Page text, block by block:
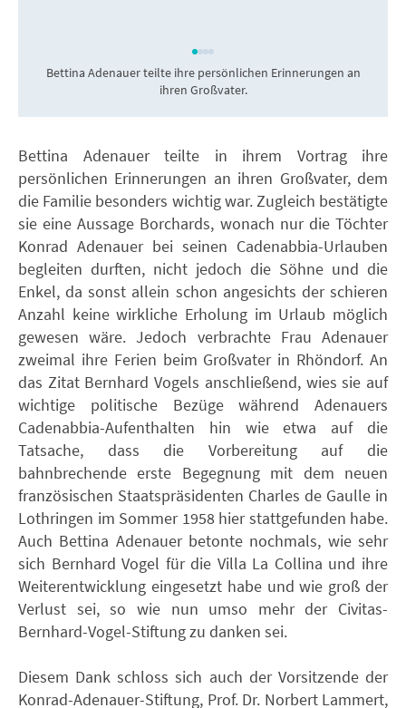
Bettina Adenauer teilte ihre persönlichen Erinnerungen an
ihren Großvater.
Bettina Adenauer teilte in ihrem Vortrag ihre
persönlichen Erinnerungen an ihren Großvater, dem
die Familie besonders wichtig war. Zugleich bestätigte
sie eine Aussage Borchards, wonach nur die Töchter
Konrad Adenauer bei seinen Cadenabbia-Urlauben
begleiten durften, nicht jedoch die Söhne und die
Enkel, da sonst allein schon angesichts der schieren
Anzahl keine wirkliche Erholung im Urlaub möglich
gewesen wäre. Jedoch verbrachte Frau Adenauer
zweimal ihre Ferien beim Großvater in Rhöndorf. An
das Zitat Bernhard Vogels anschließend, wies sie auf
wichtige politische Bezüge während Adenauers
Cadenabbia-Aufenthalten hin wie etwa auf die
Tatsache, dass die Vorbereitung auf die
bahnbrechende erste Begegnung mit dem neuen
französischen Staatspräsidenten Charles de Gaulle in
Lothringen im Sommer 1958 hier stattgefunden habe.
Auch Bettina Adenauer betonte nochmals, wie sehr
sich Bernhard Vogel für die Villa La Collina und ihre
Weiterentwicklung eingesetzt habe und wie groß der
Verlust sei, so wie nun umso mehr der Civitas-
Bernhard-Vogel-Stiftung zu danken sei.
Diesem Dank schloss sich auch der Vorsitzende der
Konrad-Adenauer-Stiftung, Prof. Dr. Norbert Lammert,